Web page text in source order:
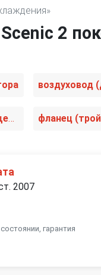
2
трубка охлаждающей жидкости
2007
гарантия